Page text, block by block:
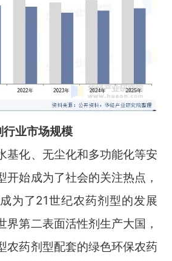
业市场规模
基化、无尘化和多功能化等安
开始成为了社会的关注热点，
为了21世纪农药剂型的发展
界第二表面活性剂生产大国，
农药剂型配套的绿色环保农药